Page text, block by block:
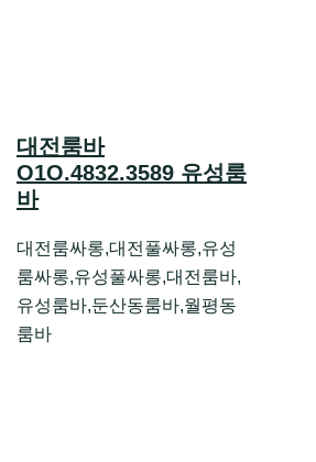
대전룸바
O1O.4832.3589 유성룸
바
대전룸싸롱,대전풀싸롱,유성
룸싸롱,유성풀싸롱,대전룸바,
유성룸바,둔산동룸바,월평동
룸바